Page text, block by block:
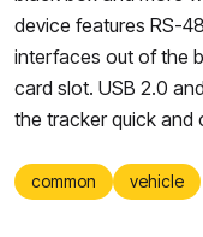
device features RS-
interfaces out of the
card slot. USB 2.0
the tracker quick and
common vehicle